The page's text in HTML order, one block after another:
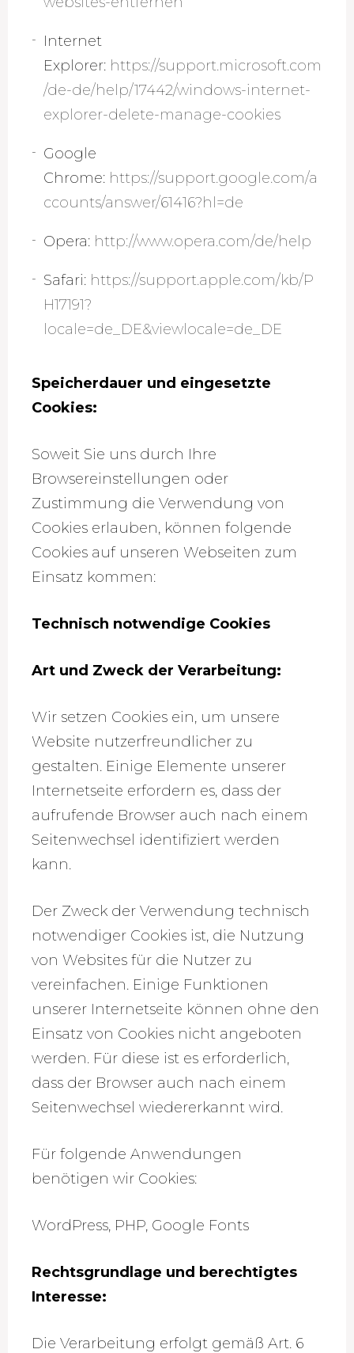
Internet
Explorer: https://support.microsoft.com
/de-de/help/17442/windows-internet-
explorer-delete-manage-cookies
Google
Chrome: https://support.google.com/a
ccounts/answer/61416?hl=de
Opera: http://www.opera.com/de/help
Safari: https://support.apple.com/kb/P
H17191?
locale=de_DE&viewlocale=de_DE
Speicherdauer und eingesetzte
Cookies:
Soweit Sie uns durch Ihre
Browsereinstellungen oder
Zustimmung die Verwendung von
Cookies erlauben, können folgende
Cookies auf unseren Webseiten zum
Einsatz kommen:
Technisch notwendige Cookies
Art und Zweck der Verarbeitung:
Wir setzen Cookies ein, um unsere
Website nutzerfreundlicher zu
gestalten. Einige Elemente unserer
Internetseite erfordern es, dass der
aufrufende Browser auch nach einem
Seitenwechsel identifiziert werden
kann.
Der Zweck der Verwendung technisch
notwendiger Cookies ist, die Nutzung
von Websites für die Nutzer zu
vereinfachen. Einige Funktionen
unserer Internetseite können ohne den
Einsatz von Cookies nicht angeboten
werden. Für diese ist es erforderlich,
dass der Browser auch nach einem
Seitenwechsel wiedererkannt wird.
Für folgende Anwendungen
benötigen wir Cookies:
WordPress, PHP, Google Fonts
Rechtsgrundlage und berechtigtes
Interesse:
Die Verarbeitung erfolgt gemäß Art. 6